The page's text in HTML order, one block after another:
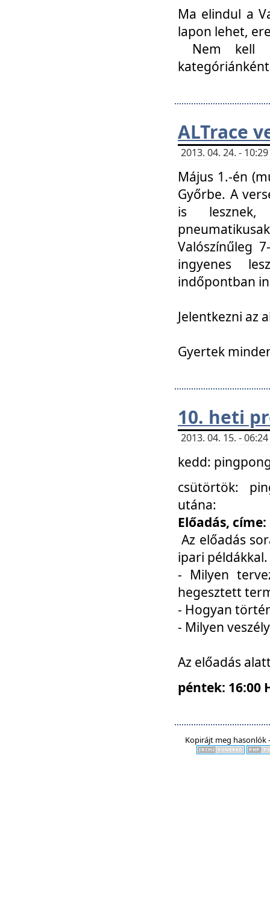
Ma elindul a
lapon lehet,
Nem kell
ALTrace
2013. 04. 24. -
Május 1.-én
Győrbe. A
is lesznek,
Valószínűleg
ingyenes
indőpontban
Jelentkezni az
Gyertek
10. heti
2013. 04. 15. -
kedd:
csütörtök:
utána:
Előadás,
Az előadás
ipari
- Milyen
hegesztett
- Hogyan
- Milyen
Az előadás
péntek: 16:00
Kopirájt meg hasonlók